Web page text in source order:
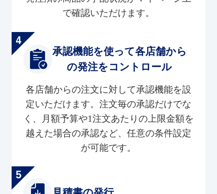
で確認いただけます。
承認機能を使って各店舗から
の発注をコントロール
各店舗からの注文に対して承認機能を設
定いただけます。注文毎の承認だけでな
く、月額予算や1注文あたりの上限金額を
越えた場合の承認など、任意の条件設定
が可能です。